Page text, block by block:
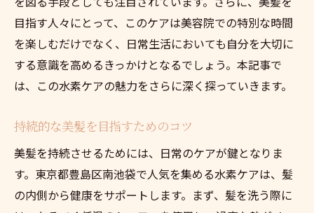
目指す人々にとって、このケアは美容院での特別な時間
を楽しむだけでなく、日常生活においても自分を大切に
する意識を高めるきっかけとなるでしょう。本記事で
は、この水素ケアの魅力をさらに深く探っていきます。
持続的な美髪を目指すためのコツ
美髪を持続させるためには、日常のケアが鍵となりま
す。東京都豊島区南池袋で人気を集める水素ケアは、髪
の内側から健康をサポートします。まず、髪を洗う際に